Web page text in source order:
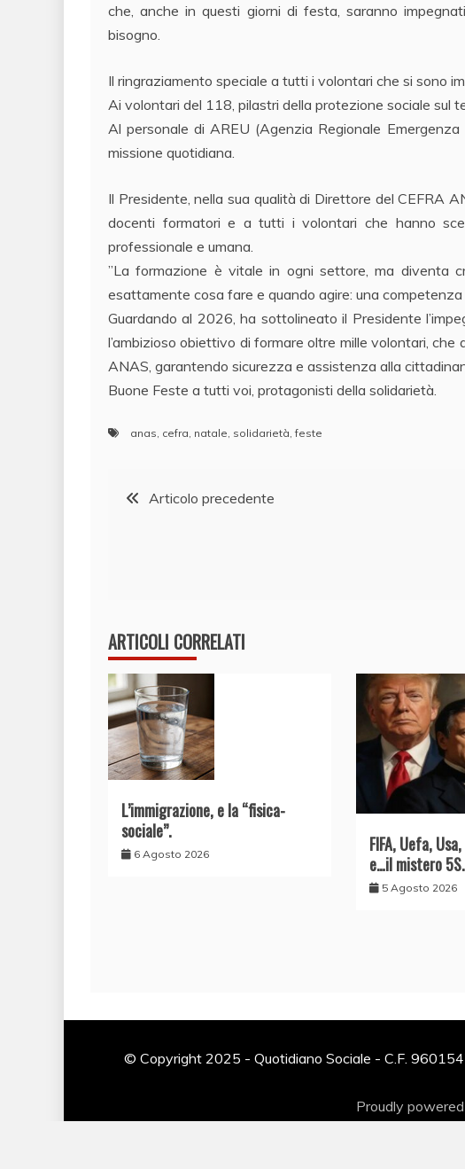
che, anche in questi giorni di festa, saranno
bisogno.
Il ringraziamento speciale a tutti i volontari che si sono
​Ai volontari del 118, pilastri della protezione sociale sul
​Al personale di AREU (Agenzia Regionale
missione quotidiana.
​Il Presidente, nella sua qualità di Direttore del CEFRA
docenti formatori e a tutti i volontari che hanno
professionale e umana.
​”La formazione è vitale in ogni settore, ma diventa
esattamente cosa fare e quando agire: una
​Guardando al 2026, ha sottolineato il Presidente
l’ambizioso obiettivo di formare oltre mille volontari,
ANAS, garantendo sicurezza e assistenza alla
​Buone Feste a tutti voi, protagonisti della solidarietà.
anas cefra natale solidarietà ,feste
Navigazione
Articolo precedente
ARTICOLI CORRELATI
L’immigrazione, e la “fisica-
sociale”.
6 Agosto 2026
FIFA, Uefa,
e…il mistero 5S.
5 Agosto 2026
© Copyright 2025 - Quotidiano Sociale - C.F.
Proudly